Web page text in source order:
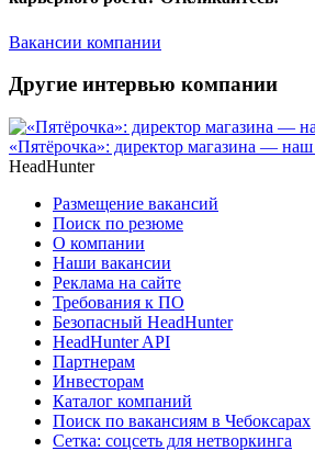
Вакансии компании
Другие интервью компании
«Пятёрочка»: директор магазина — наш
HeadHunter
Размещение вакансий
Поиск по резюме
О компании
Наши вакансии
Реклама на сайте
Требования к ПО
Безопасный HeadHunter
HeadHunter API
Партнерам
Инвесторам
Каталог компаний
Поиск по вакансиям в Чебоксарах
Сетка: соцсеть для нетворкинга